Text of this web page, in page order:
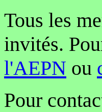
Tous les
invités.
l'AEPN ou
Pour